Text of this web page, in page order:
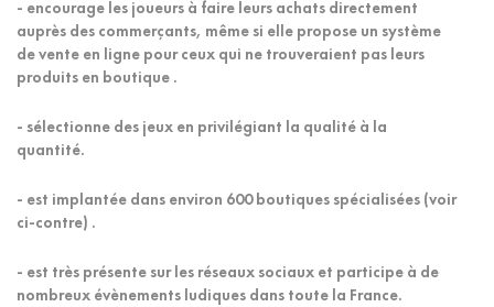
Le Couise
26,00 €
TTC
Conquêtes
TTC
Le Couise
26,00 €
TTC
OuCéDonc en Europe
TTC
- encourage les joueurs à faire leurs achats directement
auprès des commerçants, même si elle propose un système
de vente en ligne pour ceux qui ne trouveraient pas leurs
produits en boutique .
- sélectionne des jeux en privilégiant la qualité à la
quantité.
- est implantée dans environ 600 boutiques spécialisées (voir
ci-contre) .
- est très présente sur les réseaux sociaux et participe à de
nombreux évènements ludiques dans toute la France.